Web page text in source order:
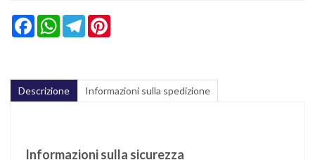
FacebookWhatsAppTelegram
Descrizione Informazioni sulla spedizione
Informazioni sulla sicurezza